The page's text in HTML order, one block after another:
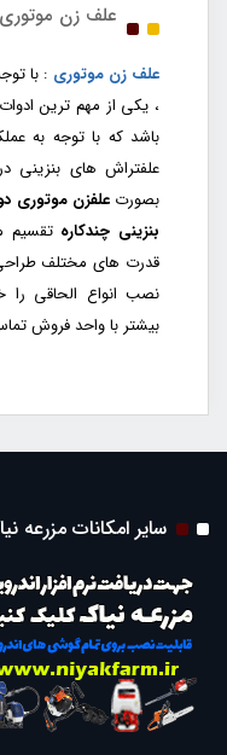
علف زن موتوری
علف زن موتوری : با
، یکی از مهم ترین
باشد که با توجه به
علفتراش های بنزینی
بصورتعلفزن موتوری
بنزینی چندکاره تقسیم
قدرت های مختلف
نصب انواع الحاقی
بیشتر با واحد فروش
سایر امکانات مزرعه